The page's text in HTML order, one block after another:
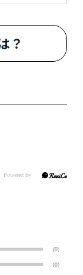
？
(0)
(0)